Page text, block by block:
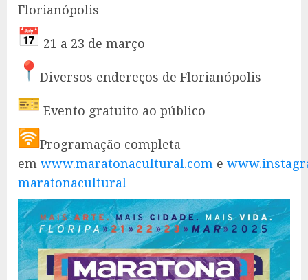
Florianópolis
21 a 23 de março
Diversos endereços de Florianópolis
Evento gratuito ao público
Programação completa
em www.maratonacultural.com e
maratonacultural_